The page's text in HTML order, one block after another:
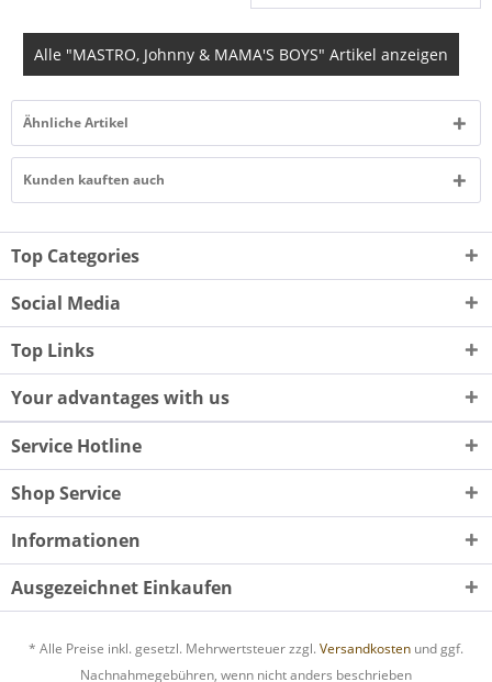
Alle "MASTRO, Johnny & MAMA'S BOYS" Artikel anzeigen
Ähnliche Artikel
Kunden kauften auch
Top Categories
Social Media
Top Links
Your advantages with us
Service Hotline
Shop Service
Informationen
Ausgezeichnet Einkaufen
* Alle Preise inkl. gesetzl. Mehrwertsteuer zzgl. Versandkosten und ggf.
Nachnahmegebühren, wenn nicht anders beschrieben